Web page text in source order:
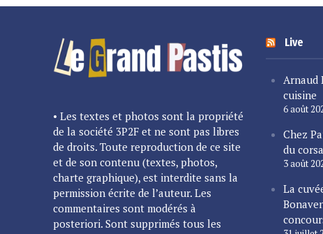
• Les textes et photos sont la propriété
de la société 3P2F et ne sont pas libres
de droits. Toute reproduction de ce site
et de son contenu (textes, photos,
charte graphique), est interdite sans la
permission écrite de l’auteur. Les
commentaires sont modérés à
posteriori. Sont supprimés tous les
Live
Arnaud
cuisine
6 août
Chez
du
3 août
La